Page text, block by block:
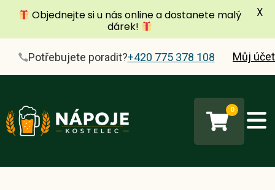
Potřebujete poradit?+420 775 378 108 Můj účet
0
Objednejte si u nás online a dostanete malý
dárek!
X